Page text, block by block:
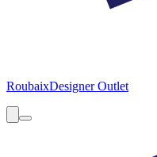
RoubaixDesigner Outlet